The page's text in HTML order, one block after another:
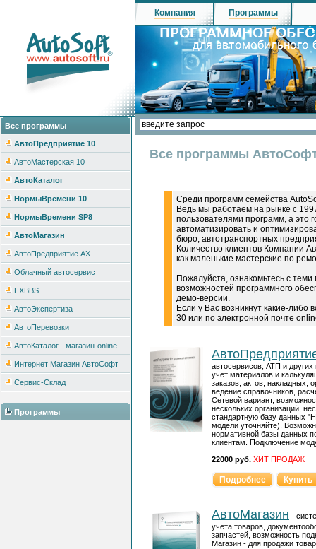
Все программы
АвтоПредприятие 10
АвтоМастерская 10
АвтоКаталог
НормыВремени 10
НормыВремени SP8
АвтоМагазин
АвтоПредприятие AX
Облачный автосервис
EXBBS
АвтоЭкспертиза
АвтоПеревозки
АвтоКаталог - магазин-online
Интернет Магазин АвтоСофт
Сервис-Склад
Программы
Компания Программы
Все программы
Среди программ семейства
Ведь мы работаем на рынке с
пользователями программ, а это
автоматизировать и
бюро, автотранспортных
Количество клиентов Компании
как маленькие мастерские по
Пожалуйста, ознакомьтесь с
возможностей программного
демо-версии.
Если у Вас возникнут какие-
30 или по электронной почте
автосервисов, АТП и других
учет материалов и
заказов, актов, накладных,
ведение справочников,
Сетевой вариант,
нескольких организаций,
стандартную базу данных
модели уточняйте).
нормативной базы данных
клиентам. Подключение
22000 руб. ХИТ ПРОДАЖ
Подробнее Купить
АвтоМагазин -
учета товаров,
запчастей, возможность
Магазин - для продажи